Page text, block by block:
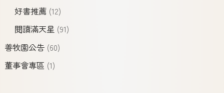
好書推薦(12)
閱讀滿天星 (91)
善牧園公告(60)
董事會專區 (1)